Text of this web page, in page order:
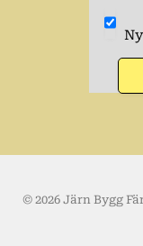
© 2026 Järn Bygg